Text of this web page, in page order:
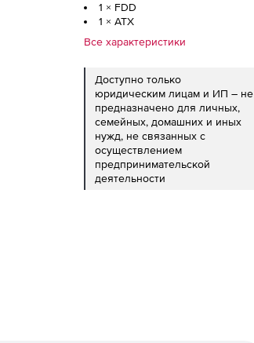
1 × FDD
1 × ATX
Все характеристики
Доступно только
юридическим лицам и ИП – не
предназначено для личных,
семейных, домашних и иных
нужд, не связанных с
осуществлением
предпринимательской
деятельности